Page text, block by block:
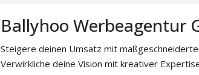
Ballyhoo Werbeagentur
Steigere deinen Umsatz mit
Verwirkliche deine Vision mit kreativer